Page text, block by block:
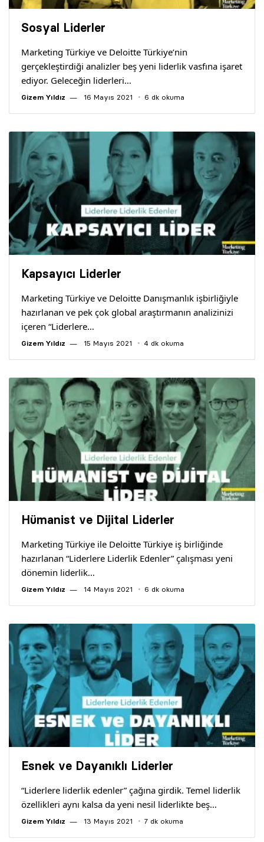
Sosyal Liderler
Marketing Türkiye ve Deloitte Türkiye’nin
gerçekleştirdiği analizler beş yeni liderlik vasfına işaret
ediyor. Geleceğin liderleri…
Gizem Yıldız 16 Mayıs 2021 6 dk okuma
Kapsayıcı Liderler
Marketing Türkiye ve Deloitte Danışmanlık işbirliğiyle
hazırlanan ve pek çok global araştırmanın analizinizi
içeren “Liderlere…
Gizem Yıldız 15 Mayıs 2021 4 dk okuma
Hümanist ve Dijital Liderler
Marketing Türkiye ile Deloitte Türkiye iş birliğinde
hazırlanan “Liderlere Liderlik Edenler” çalışması yeni
dönemin liderlik…
Gizem Yıldız 14 Mayıs 2021 6 dk okuma
Esnek ve Dayanıklı Liderler
“Liderlere liderlik edenler” çağına girdik. Temel liderlik
özellikleri aynı kalsa da yeni nesil liderlikte beş…
Gizem Yıldız 13 Mayıs 2021 7 dk okuma